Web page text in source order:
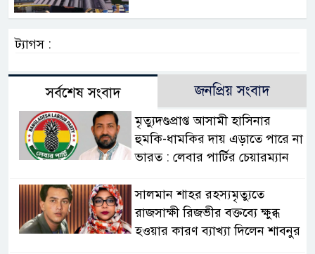
ট্যাগস :
সর্বশেষ সংবাদ জনপ্রিয় সংবাদ
মৃত্যুদণ্ডপ্রাপ্ত আসামী হাসিনার
হুমকি-ধামকির দায় এড়াতে পারে না
ভারত : লেবার পার্টির চেয়ারম্যান
সালমান শাহর রহস্যমৃত্যুতে
রাজসাক্ষী রিজভীর বক্তব্যে ক্ষুব্ধ
হওয়ার কারণ ব্যাখ্যা দিলেন শাবনুর